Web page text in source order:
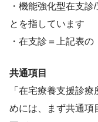
・機能強化型在支
とを指しています
・在支診＝上記表
共通項目
「在宅療養支援診
めには、まず共通項